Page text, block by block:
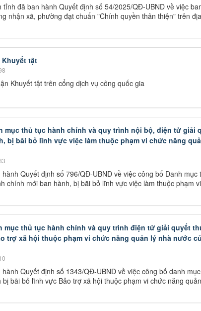
đã ban hành Quyết định số 54/2025/QĐ-UBND về việc
nhận xã, phường đạt chuẩn "Chính quyền thân thiện" trên
Khuyết tật
Khuyết tật trên cổng dịch vụ công quốc gia
mục thủ tục hành chính và quy trình nội bộ, điện tử giải
bị bãi bỏ lĩnh vực việc làm thuộc phạm vi chức năng
Quyết định số 796/QĐ-UBND về việc công bố Danh mục
chính mới ban hành, bị bãi bỏ lĩnh vực việc làm thuộc phạm
mục thủ tục hành chính và quy trình điện tử giải quyết
trợ xã hội thuộc phạm vi chức năng quản lý nhà nước
Quyết định số 1343/QĐ-UBND về việc công bố danh
bãi bỏ lĩnh vực Bảo trợ xã hội thuộc phạm vi chức năng